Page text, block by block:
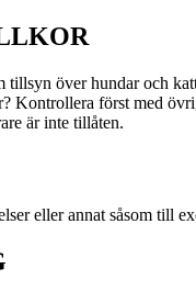
tillsyn över hundar och
Kontrollera först med
är inte tillåten.
eller annat såsom till